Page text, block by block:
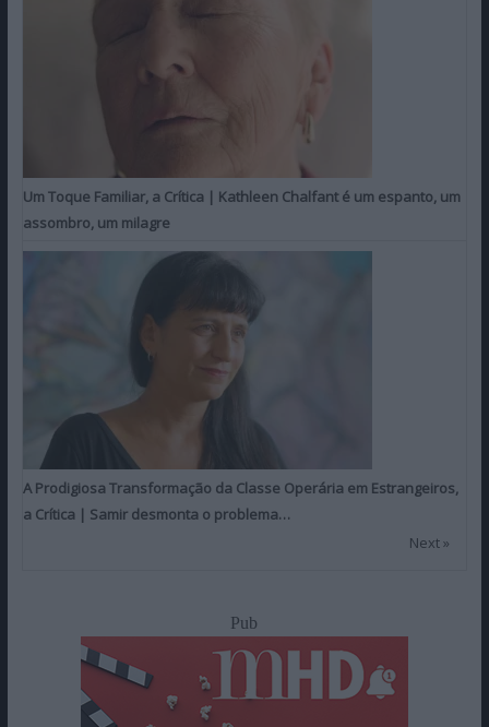
Um Toque Familiar, a Crítica | Kathleen Chalfant é um espanto, um
assombro, um milagre
A Prodigiosa Transformação da Classe Operária em Estrangeiros,
a Crítica | Samir desmonta o problema…
Next »
Pub